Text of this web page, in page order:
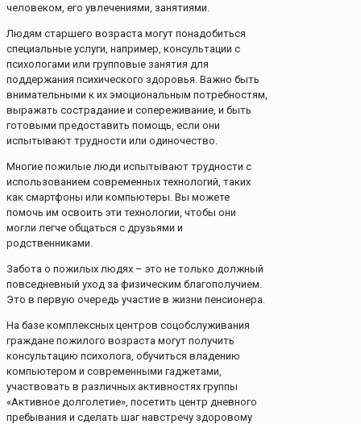
человеком, его увлечениями, занятиями.
Людям старшего возраста могут понадобиться
специальные услуги, например, консультации с
психологами или групповые занятия для
поддержания психического здоровья. Важно быть
внимательными к их эмоциональным потребностям,
выражать сострадание и сопереживание, и быть
готовыми предоставить помощь, если они
испытывают трудности или одиночество.
Многие пожилые люди испытывают трудности с
использованием современных технологий, таких
как смартфоны или компьютеры. Вы можете
помочь им освоить эти технологии, чтобы они
могли легче общаться с друзьями и
родственниками.
Забота о пожилых людях – это не только должный
повседневный уход за физическим благополучием.
Это в первую очередь участие в жизни пенсионера.
На базе комплексных центров соцобслуживания
граждане пожилого возраста могут получить
консультацию психолога, обучиться владению
компьютером и современными гаджетами,
участвовать в различных активностях группы
«Активное долголетие», посетить центр дневного
пребывания и сделать шаг навстречу здоровому